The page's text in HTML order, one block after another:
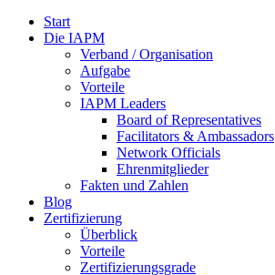
Start
Die IAPM
Verband / Organisation
Aufgabe
Vorteile
IAPM Leaders
Board of Representatives
Facilitators & Ambassadors
Network Officials
Ehrenmitglieder
Fakten und Zahlen
Blog
Zertifizierung
Überblick
Vorteile
Zertifizierungsgrade